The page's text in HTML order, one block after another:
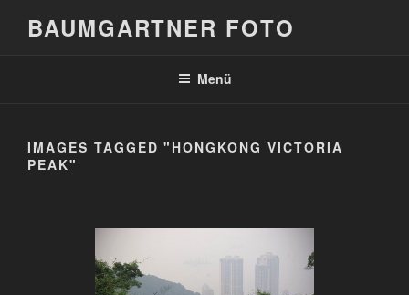
BAUMGARTNER FOTO
Menü
IMAGES TAGGED "HONGKONG VICTORIA
PEAK"